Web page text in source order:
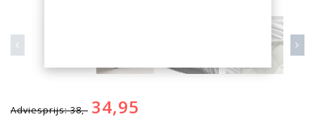
Adviesprijs: 38,- 34,95